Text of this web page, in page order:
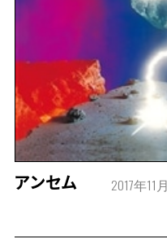
アンセム 2017年11